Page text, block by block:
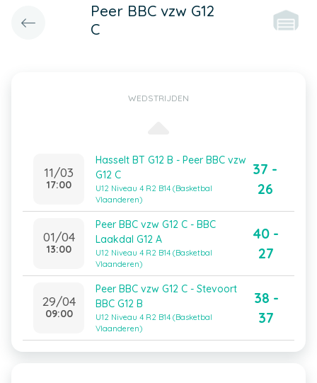
Peer BBC vzw G12
C
WEDSTRIJDEN
11/03
17:00
Hasselt BT G12 B - Peer BBC vzw
G12 C
U12 Niveau 4 R2 B14 (Basketbal
Vlaanderen)
37 -
26
01/04
13:00
Peer BBC vzw G12 C - BBC
Laakdal G12 A
U12 Niveau 4 R2 B14 (Basketbal
Vlaanderen)
40 -
27
29/04
09:00
Peer BBC vzw G12 C - Stevoort
BBC G12 B
U12 Niveau 4 R2 B14 (Basketbal
Vlaanderen)
38 -
37